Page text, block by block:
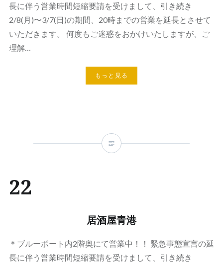
長に伴う営業時間短縮要請を受けまして、引き続き
2/8(月)〜3/7(日)の期間、20時までの営業を延長とさせて
いただきます。 何度もご迷惑をおかけいたしますが、ご
理解…
もっと見る
22
居酒屋青港
＊ブルーポート内2階奥にて営業中！！ 緊急事態宣言の延
長に伴う営業時間短縮要請を受けまして、引き続き